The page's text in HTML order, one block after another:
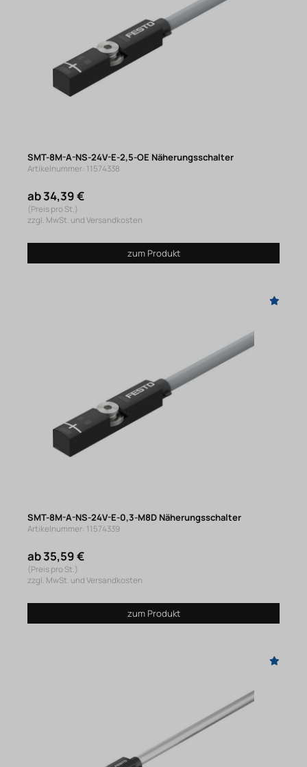
SMT-8M-A-NS-24V-E-2,5-OE Näherungsschalter
Artikelnummer: 11574338
ab 34,39 €
(Preis pro St.)
zzgl. MwSt. und Versandkosten
zum Produkt
SMT-8M-A-NS-24V-E-0,3-M8D Näherungsschalter
Artikelnummer: 11574339
ab 35,59 €
(Preis pro St.)
zzgl. MwSt. und Versandkosten
zum Produkt